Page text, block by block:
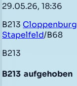
29.05.26, 18:36
B213 Cloppenburg
Stapelfeld/B68
B213
B213 aufgehoben